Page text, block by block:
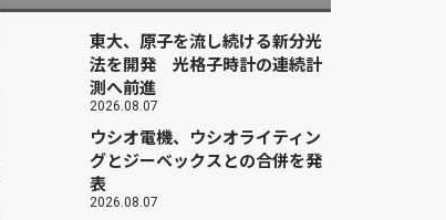
東大、原子を流し続ける新分光
法を開発 光格子時計の連続計
測へ前進
2026.08.07
ウシオ電機、ウシオライティン
グとジーベックスとの合併を発
表
2026.08.07